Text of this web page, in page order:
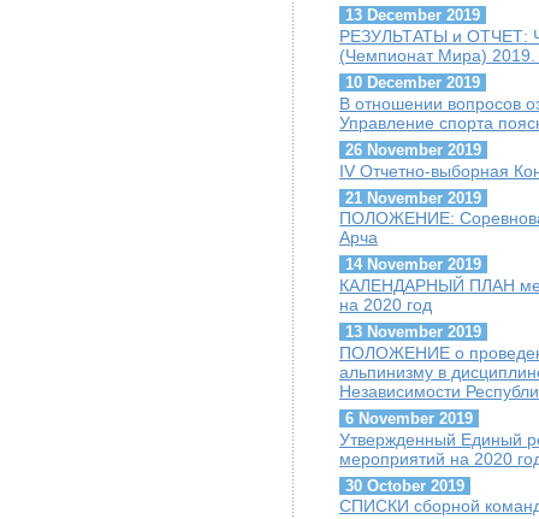
13 December 2019
РЕЗУЛЬТАТЫ и ОТЧЕТ:
(Чемпионат Мира) 2019.
10 December 2019
В отношении вопросов
Управление спорта
26 November 2019
IV Отчетно-выборная
21 November 2019
ПОЛОЖЕНИЕ:
Арча
14 November 2019
КАЛЕНДАРНЫЙ ПЛАН
на 2020 год
13 November 2019
ПОЛОЖЕНИЕ о
альпинизму в
Независимости
6 November 2019
Утвержденный Единый
мероприятий на 2020
30 October 2019
СПИСКИ сборной